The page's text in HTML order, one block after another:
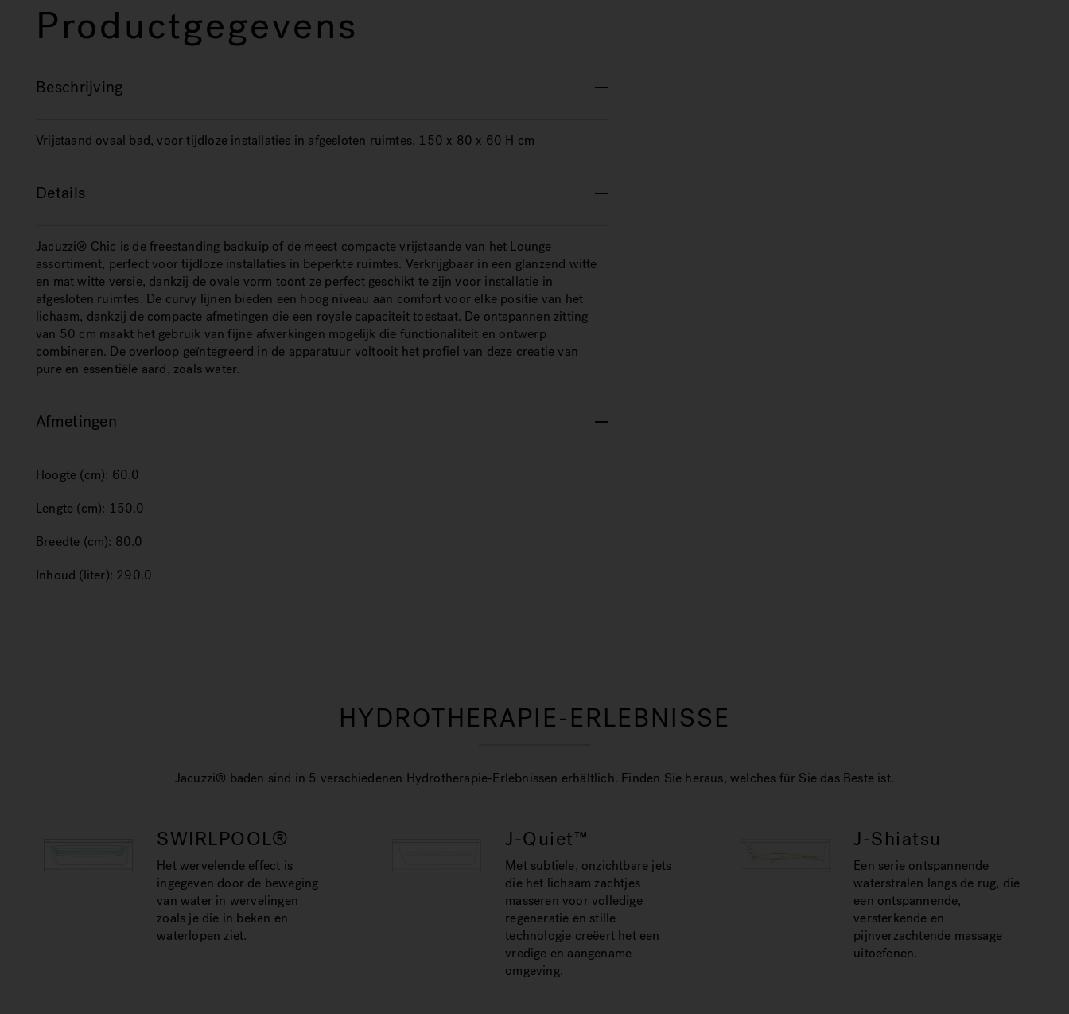
Productgegevens
Beschrijving
Vrijstaand ovaal bad, voor tijdloze installaties in afgesloten ruimtes. 150 x 80 x 60 H cm
Details
Jacuzzi® Chic is de freestanding badkuip of de meest compacte vrijstaande van het Lounge
assortiment, perfect voor tijdloze installaties in beperkte ruimtes. Verkrijgbaar in een glanzend witte
en mat witte versie, dankzij de ovale vorm toont ze perfect geschikt te zijn voor installatie in
afgesloten ruimtes. De curvy lijnen bieden een hoog niveau aan comfort voor elke positie van het
lichaam, dankzij de compacte afmetingen die een royale capaciteit toestaat. De ontspannen zitting
van 50 cm maakt het gebruik van fijne afwerkingen mogelijk die functionaliteit en ontwerp
combineren. De overloop geïntegreerd in de apparatuur voltooit het profiel van deze creatie van
pure en essentiële aard, zoals water.
Afmetingen
Hoogte (cm): 60.0
Lengte (cm): 150.0
Breedte (cm): 80.0
Inhoud (liter): 290.0
HYDROTHERAPIE-ERLEBNISSE
Jacuzzi® baden sind in 5 verschiedenen Hydrotherapie-Erlebnissen erhältlich. Finden Sie heraus, welches für Sie das Beste ist.
SWIRLPOOL®
Het wervelende effect is
ingegeven door de beweging
van water in wervelingen
zoals je die in beken en
waterlopen ziet.
J-Quiet™
Met subtiele, onzichtbare jets
die het lichaam zachtjes
masseren voor volledige
regeneratie en stille
technologie creëert het een
vredige en aangename
omgeving.
J-Shiatsu
Een serie ontspannende
waterstralen langs de rug, die
een ontspannende,
versterkende en
pijnverzachtende massage
uitoefenen.